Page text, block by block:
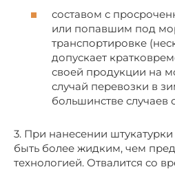
составом с
или попавшим под
транспортировке
допускает
своей продукции на
случай перевозки в
большинстве случаев
3. При нанесении
быть более жидким, чем
технологией. Отвалится со